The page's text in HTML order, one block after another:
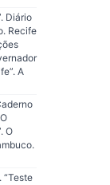
Diário
Recife
A
O
“Teste